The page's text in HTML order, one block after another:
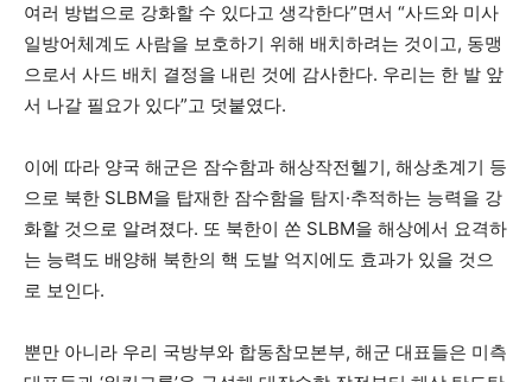
여러 방법으로 강화할 수 있다고 생각한다”면서 “사드와 미사
일방어체계도 사람을 보호하기 위해 배치하려는 것이고, 동맹
으로서 사드 배치 결정을 내린 것에 감사한다. 우리는 한 발 앞
서 나갈 필요가 있다”고 덧붙였다.
이에 따라 양국 해군은 잠수함과 해상작전헬기, 해상초계기 등
으로 북한 SLBM을 탑재한 잠수함을 탐지·추적하는 능력을 강
화할 것으로 알려졌다. 또 북한이 쏜 SLBM을 해상에서 요격하
는 능력도 배양해 북한의 핵 도발 억지에도 효과가 있을 것으
로 보인다.
뿐만 아니라 우리 국방부와 합동참모본부, 해군 대표들은 미측